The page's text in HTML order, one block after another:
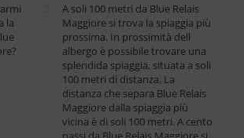
la
A soli 100 metri da Blue Relais
Maggiore si trova la spiaggia più
prossima. In prossimità dell
albergo è possibile trovare una
splendida spiaggia, situata a soli
100 metri di distanza. La
distanza che separa Blue Relais
Maggiore dalla spiaggia più
vicina è di soli 100 metri. A cento